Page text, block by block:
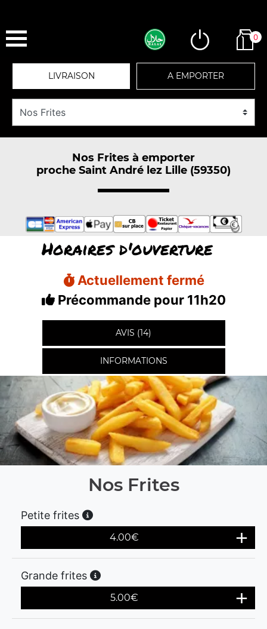
0
LIVRAISON A EMPORTER
Nos Frites à emporter
proche Saint André lez Lille (59350)
Horaires d'ouverture
Actuellement fermé
Précommande pour 11h20
AVIS (14)
INFORMATIONS
Nos Frites
Petite frites
4.00€
Grande frites
5.00€